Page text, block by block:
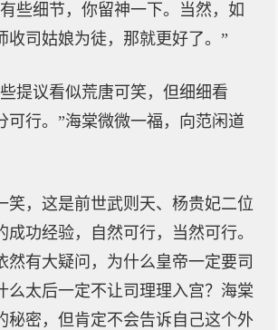
些细节，你留神一下。当然，如
收司姑娘为徒，那就更好了。”
提议看似荒唐可笑，但细细看
可行。”海棠微微一福，向范闲道
笑，这是前世武则天、杨贵妃二位
成功经验，自然可行，当然可行。
然有大疑问，为什么皇帝一定要司
么太后一定不让司理理入宫？海棠
秘密，但肯定不会告诉自己这个外